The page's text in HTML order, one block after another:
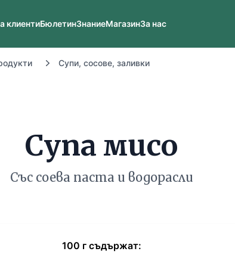
клиентиБюлетинЗнаниеМагазинЗа нас
Супи, сосове, заливки
Супа мисо
Със соева паста и водорасли
100 г съдържат: